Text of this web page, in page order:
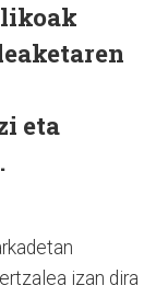
eta
izan dira